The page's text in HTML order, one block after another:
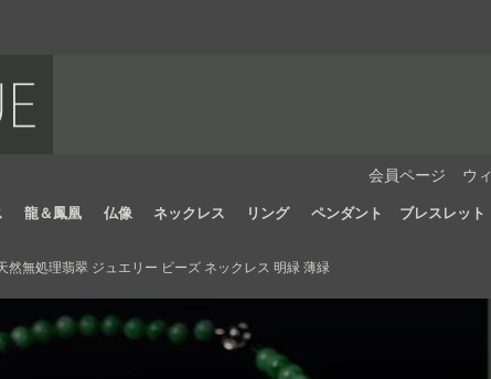
会員ページ ウ
龍＆鳳凰 仏像 ネックレス リング ペンダント ブレスレット
然無処理翡翠 ジュエリー ビーズ ネックレス 明緑 薄緑